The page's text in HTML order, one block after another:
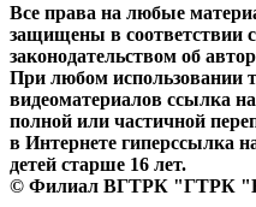
Все права на любые
защищены в соответствии
законодательством об
При любом использовании
видеоматериалов ссылка
полной или частичной
в Интернете гиперссылка
детей старше 16 лет.
© Филиал ВГТРК "ГТРК